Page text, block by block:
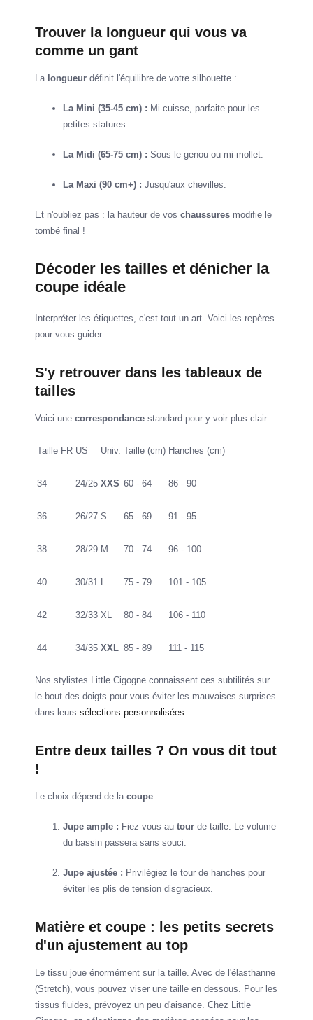
Trouver la longueur qui vous va
comme un gant
La longueur définit l'équilibre de votre silhouette :
La Mini (35-45 cm) : Mi-cuisse, parfaite pour les
petites statures.
La Midi (65-75 cm) : Sous le genou ou mi-mollet.
La Maxi (90 cm+) : Jusqu'aux chevilles.
Et n'oubliez pas : la hauteur de vos chaussures modifie le
tombé final !
Décoder les tailles et dénicher la
coupe idéale
Interpréter les étiquettes, c'est tout un art. Voici les repères
pour vous guider.
S'y retrouver dans les tableaux de
tailles
Voici une correspondance standard pour y voir plus clair :
Taille FR US Univ. Taille (cm) Hanches (cm)
34 24/25 XXS 60 - 64 86 - 90
36 26/27 S 65 - 69 91 - 95
38 28/29 M 70 - 74 96 - 100
40 30/31 L 75 - 79 101 - 105
42 32/33 XL 80 - 84 106 - 110
44 34/35 XXL 85 - 89 111 - 115
Nos stylistes Little Cigogne connaissent ces subtilités sur
le bout des doigts pour vous éviter les mauvaises surprises
dans leurs sélections personnalisées.
Entre deux tailles ? On vous dit tout
!
Le choix dépend de la coupe :
Jupe ample : Fiez-vous au tour de taille. Le volume
du bassin passera sans souci.
Jupe ajustée : Privilégiez le tour de hanches pour
éviter les plis de tension disgracieux.
Matière et coupe : les petits secrets
d'un ajustement au top
Le tissu joue énormément sur la taille. Avec de l'élasthanne
(Stretch), vous pouvez viser une taille en dessous. Pour les
tissus fluides, prévoyez un peu d'aisance. Chez Little